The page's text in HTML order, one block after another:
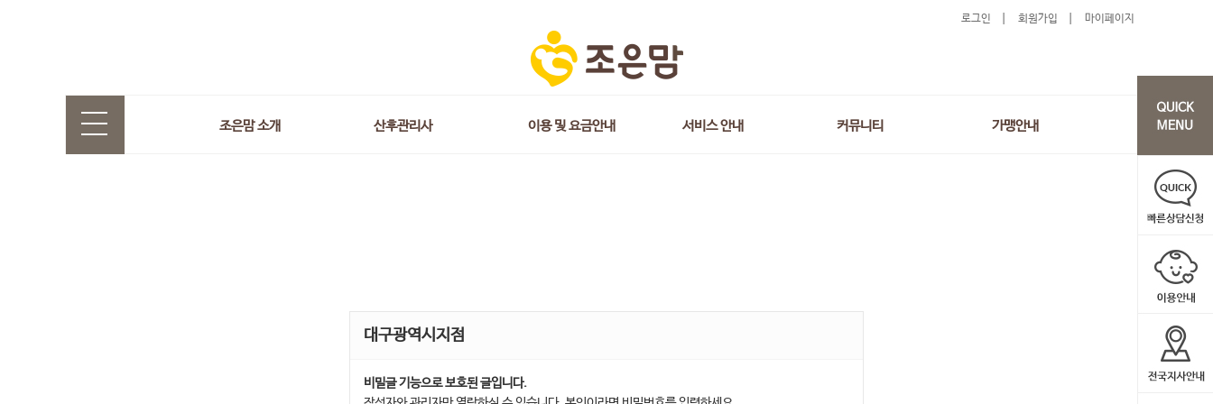
로그인 회원가입 마이페이지
조은맘 소개 산후관리사 이용 및 요금안내 서비스 안내 커뮤니티 가맹안내
대구광역시지점
비밀글 기능으로 보호된 글입니다.